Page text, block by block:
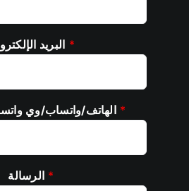
البريد *
الهاتف/واتساب/وي *
الرسالة *